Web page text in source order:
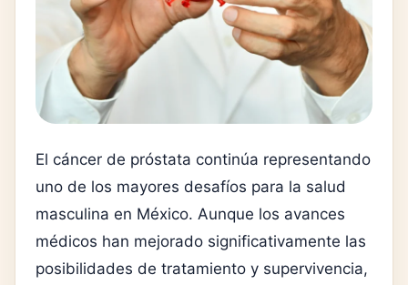
El cáncer de próstata continúa representando
uno de los mayores desafíos para la salud
masculina en México. Aunque los avances
médicos han mejorado significativamente las
posibilidades de tratamiento y supervivencia,